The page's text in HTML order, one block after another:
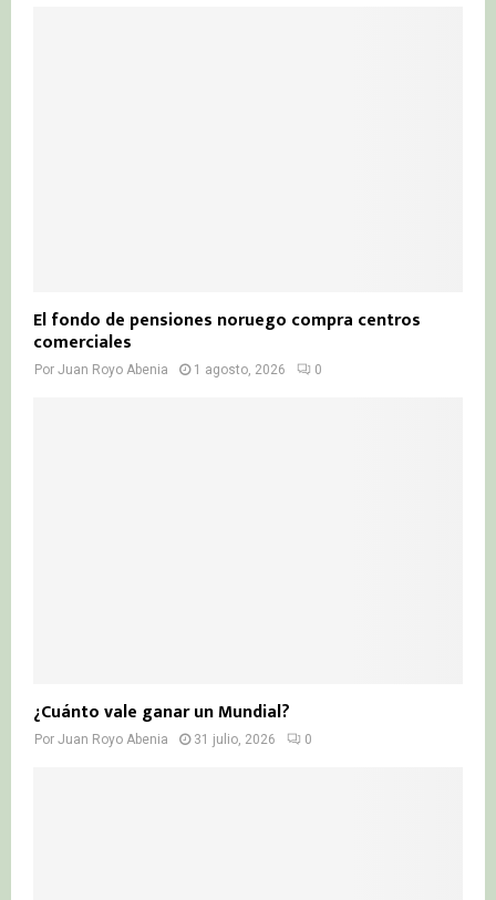
El fondo de pensiones noruego compra centros
comerciales
Por Juan Royo Abenia 1 agosto, 2026 0
¿Cuánto vale ganar un Mundial?
Por Juan Royo Abenia 31 julio, 2026 0